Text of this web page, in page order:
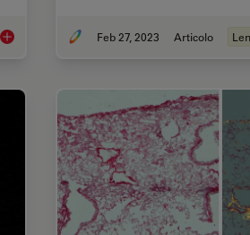
Phase Contrast and Microscopy
Feb 27, 2023 Articolo